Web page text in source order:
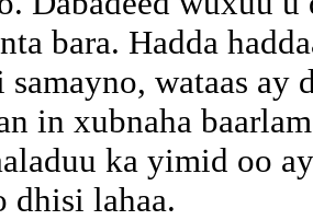
bara. Hadda
samayno, wataas
in xubnaha
ka yimid oo
dhisi lahaa.